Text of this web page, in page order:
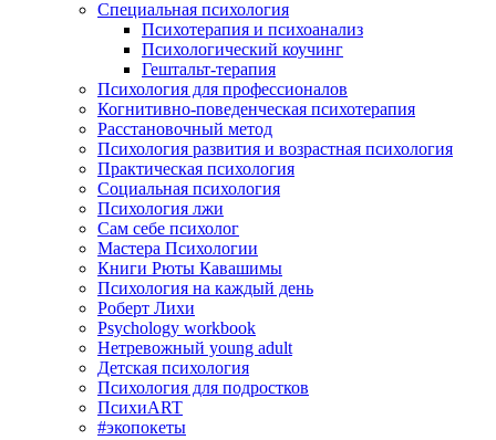
Специальная психология
Психотерапия и психоанализ
Психологический коучинг
Гештальт-терапия
Психология для профессионалов
Когнитивно-поведенческая психотерапия
Расстановочный метод
Психология развития и возрастная психология
Практическая психология
Социальная психология
Психология лжи
Сам себе психолог
Мастера Психологии
Книги Рюты Кавашимы
Психология на каждый день
Роберт Лихи
Psychology workbook
Нетревожный young adult
Детская психология
Психология для подростков
ПсихиART
#экопокеты